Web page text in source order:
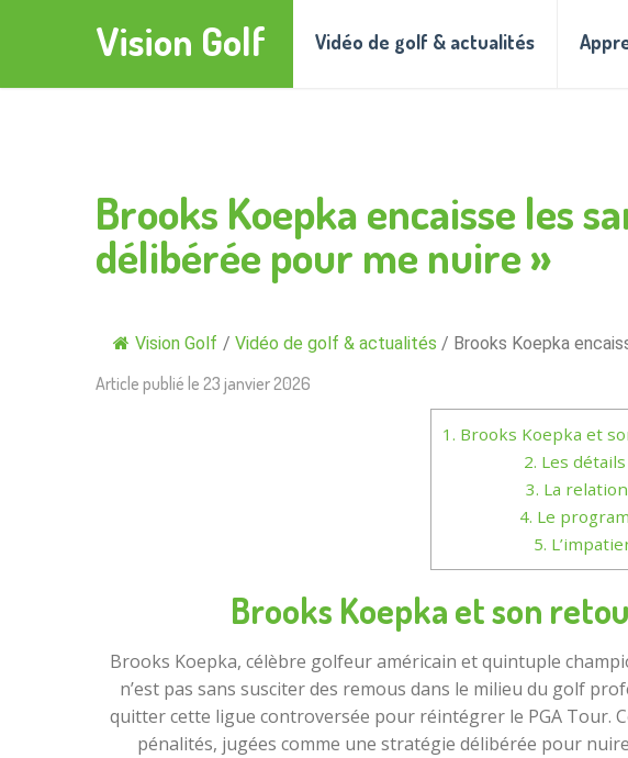
Vision Golf Vidéo de golf & actualités
Brooks Koepka encaisse les
délibérée pour me nuire »
Vision Golf / Vidéo de golf & actualités / Brooks Koepka
Article publié le 23 janvier 2026
1. Brooks Koepka et
2. Les
3. La
4. Le
5.
Brooks Koepka et son
Brooks Koepka, célèbre golfeur américain et quintuple
n’est pas sans susciter des remous dans le milieu du golf
quitter cette ligue controversée pour réintégrer le PGA Tour.
pénalités, jugées comme une stratégie délibérée pour